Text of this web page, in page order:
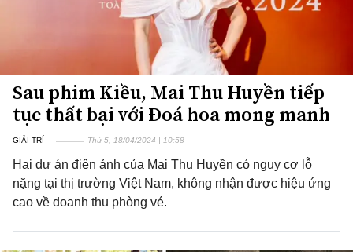
Sau phim Kiều, Mai Thu Huyền tiếp
tục thất bại với Đoá hoa mong manh
GIẢI TRÍ Thứ 5, 18/04/2024 | 10:58
Hai dự án điện ảnh của Mai Thu Huyền có nguy cơ lỗ
nặng tại thị trường Việt Nam, không nhận được hiệu ứng
cao về doanh thu phòng vé.